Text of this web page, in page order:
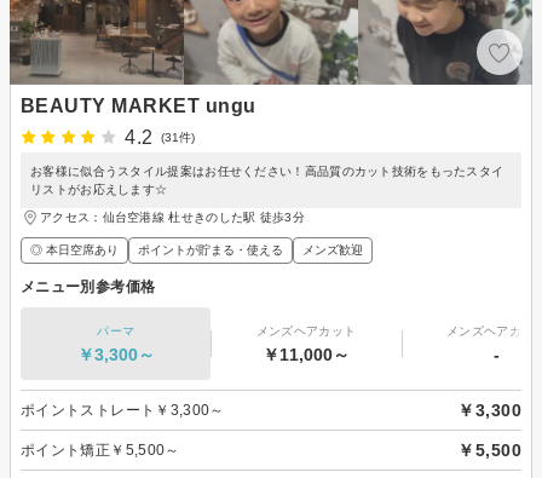
BEAUTY MARKET ungu
4.2
(31件)
お客様に似合うスタイル提案はお任せください！高品質のカット技術をもったスタイ
リストがお応えします☆
アクセス：仙台空港線 杜せきのした駅 徒歩3分
◎ 本日空席あり ポイントが貯まる・使える メンズ歓迎
メニュー別参考価格
パーマ
￥3,300～
メンズヘアカット
￥11,000～
メンズヘアカラ
-
ポイントストレート￥3,300～ ￥3,300
ポイント矯正￥5,500～ ￥5,500